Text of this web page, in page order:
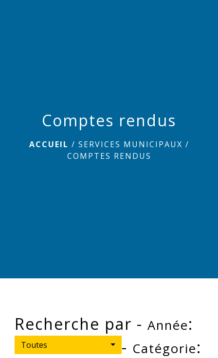
Comptes rendus
ACCUEIL / SERVICES MUNICIPAUX /
COMPTES RENDUS
Recherche par - Année:
Toutes - Catégorie: